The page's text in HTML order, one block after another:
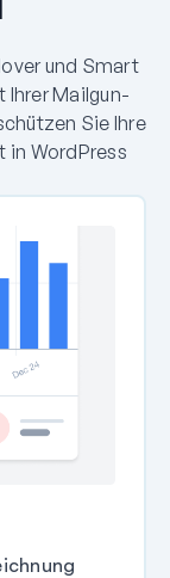
und Smart
Mailgun-
Sie Ihre
WordPress